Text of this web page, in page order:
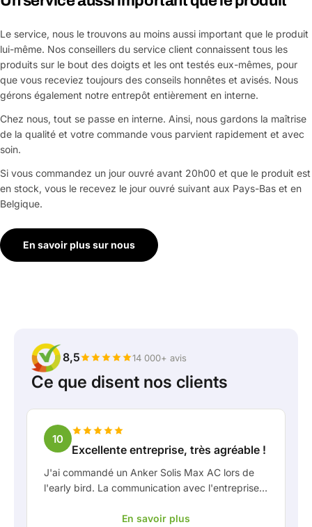
Le service, nous le trouvons au moins aussi important que le produit
lui-même. Nos conseillers du service client connaissent tous les
produits sur le bout des doigts et les ont testés eux-mêmes, pour
que vous receviez toujours des conseils honnêtes et avisés. Nous
gérons également notre entrepôt entièrement en interne.
Chez nous, tout se passe en interne. Ainsi, nous gardons la maîtrise
de la qualité et votre commande vous parvient rapidement et avec
soin.
Si vous commandez un jour ouvré avant 20h00 et que le produit est
en stock, vous le recevez le jour ouvré suivant aux Pays-Bas et en
Belgique.
En savoir plus sur nous
8,5 14 000+ avis
Ce que disent nos clients
10
Excellente entreprise, très agréable !
J'ai commandé un Anker Solis Max AC lors de
l'early bird. La communication avec l'entreprise,
en tant que client. Rico m'a tenu bien informé de
En savoir plus